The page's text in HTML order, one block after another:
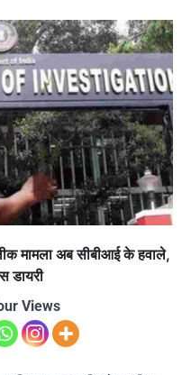
मामला अब सीबीआई के हवाले,
डायरी
Views